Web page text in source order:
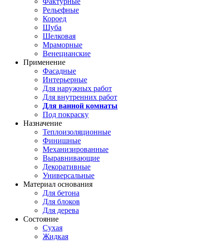
Рельефные
Короед
Шуба
Шелковая
Мраморные
Венецианские
Применение
Фасадные
Интерьерные
Для наружных работ
Для внутренних работ
Для ванной комнаты
Под покраску
Назначение
Теплоизоляционные
Финишные
Механизированные
Выравнивающие
Декоративные
Универсальные
Материал основания
Для бетона
Для блоков
Для дерева
Состояние
Сухая
Жидкая